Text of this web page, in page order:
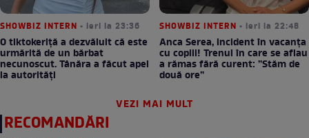
SHOWBIZ INTERN • ieri la 23:36
O tiktokeriță a dezvăluit că este
urmărită de un bărbat
necunoscut. Tânăra a făcut apel
la autorități
SHOWBIZ INTERN • ieri la 22:48
Anca Serea, incident în vacanța
cu copiii! Trenul în care se aflau
a rămas fără curent: ”Stăm de
două ore”
VEZI MAI MULT
RECOMANDĂRI